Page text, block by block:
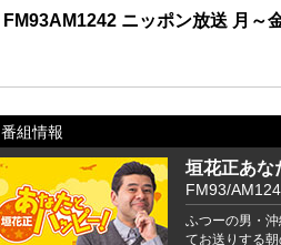
FM93AM1242 ニッポン放送 月～
番組情報
垣花正あな
FM93/
ふつーの男・
てお送りする